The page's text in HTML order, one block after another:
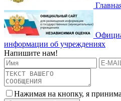
информации об учреждениях
Напишите нам!
Нажимая на кнопку, я